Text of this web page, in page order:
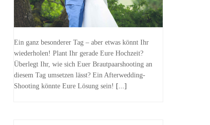
Ein ganz besonderer Tag – aber etwas könnt Ihr
wiederholen! Plant Ihr gerade Eure Hochzeit?
Überlegt Ihr, wie sich Euer Brautpaarshooting an
diesem Tag umsetzen lässt? Ein Afterwedding-
Shooting könnte Eure Lösung sein! [...]